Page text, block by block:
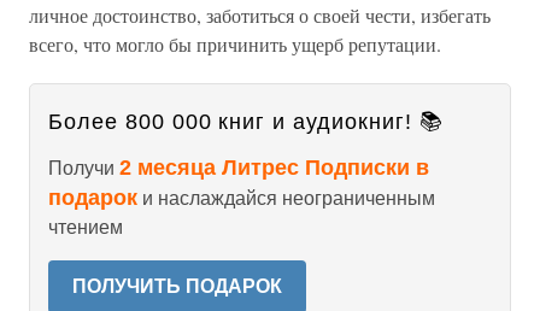
личное достоинство, заботиться о своей чести, избегать
всего, что могло бы причинить ущерб репутации.
Более 800 000 книг и аудиокниг! 📚
Получи 2 месяца Литрес Подписки в
подарок и наслаждайся неограниченным
чтением
ПОЛУЧИТЬ ПОДАРОК